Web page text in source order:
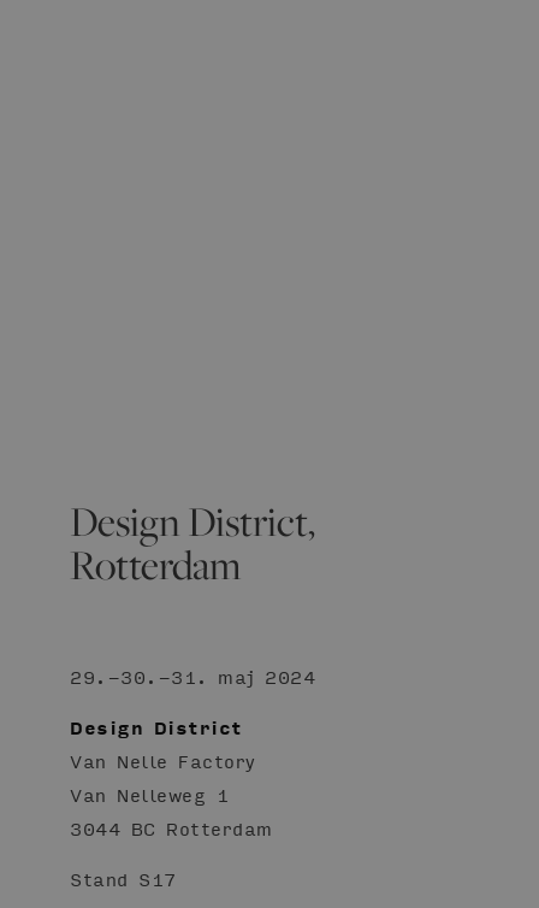
Design District,
Rotterdam
29.-30.-31. maj 2024
Design District
Van Nelle Factory
Van Nelleweg 1
3044 BC Rotterdam
Stand S17